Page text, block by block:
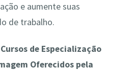
e aumente suas
de trabalho.
Cursos de Especialização
Oferecidos pela